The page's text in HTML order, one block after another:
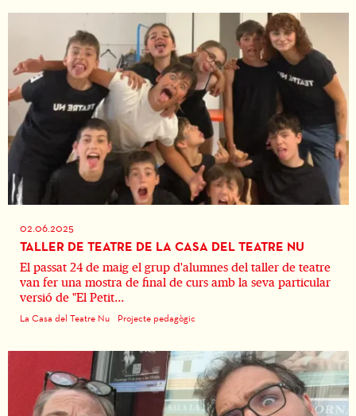
02.06.2025
TALLER DE TEATRE DE LA CASA DEL TEATRE NU
El passat 24 de maig el grup d'alumnes del taller de teatre
van fer una mostra de final de curs amb la seva particular
versió de "El Petit...
La Casa del Teatre Nu Projecte pedagògic